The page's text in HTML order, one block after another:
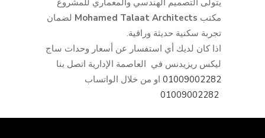
مكتب Mohamed Talaat Architects لضمان
تجربة سكنية حديثة وراقية.
اذا كان لديك أي استفسار عن أسعار وحدات ساج
ليكس ريزيدنس في العاصمة الإدارية اتصل بنا
01009002282 او من خلال الواتساب